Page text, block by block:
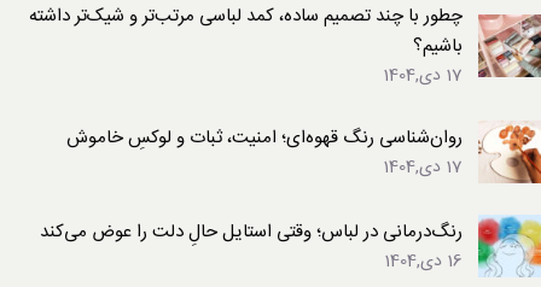
چطور با چند تصمیم ساده، کمد لباسی مرتب‌تر و شیک‌تر داشته
باشیم؟
17 دی,1404
روان‌شناسی رنگ قهوه‌ای؛ امنیت، ثبات و لوکسِ خاموش
17 دی,1404
رنگ‌درمانی در لباس؛ وقتی استایل حالِ دلت را عوض می‌کند
16 دی,1404